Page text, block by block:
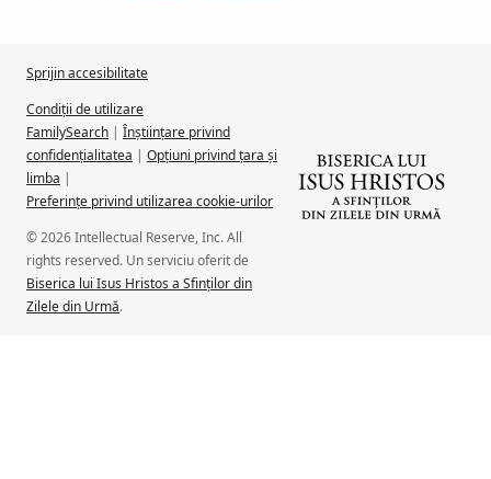
Sprijin accesibilitate
Condiții de utilizare
FamilySearch | Înștiințare privind
confidențialitatea | Opțiuni privind țara și
limba |
Preferințe privind utilizarea cookie-urilor
© 2026 Intellectual Reserve, Inc. All
rights reserved. Un serviciu oferit de
Biserica lui Isus Hristos a Sfinților din
Zilele din Urmă.